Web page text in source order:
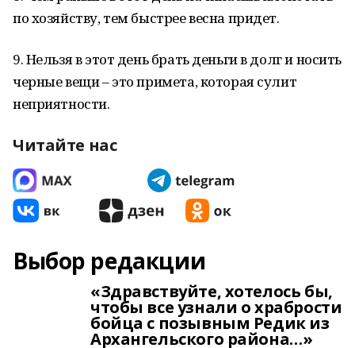
по хозяйству, тем быстрее весна придет.
9. Нельзя в этот день брать деньги в долг и носить
черные вещи – это примета, которая сулит
неприятности.
Читайте нас
Выбор редакции
«Здравствуйте, хотелось бы,
чтобы все узнали о храбрости
бойца с позывным Редик из
Архангельского района…»